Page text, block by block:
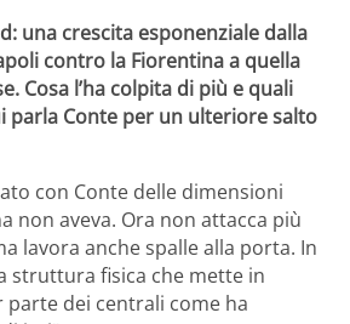
una crescita esponenziale dalla
contro la Fiorentina a quella
Cosa l’ha colpita di più e quali
parla Conte per un ulteriore salto
con Conte delle dimensioni
non aveva. Ora non attacca più
lavora anche spalle alla porta. In
struttura fisica che mette in
dei centrali come ha